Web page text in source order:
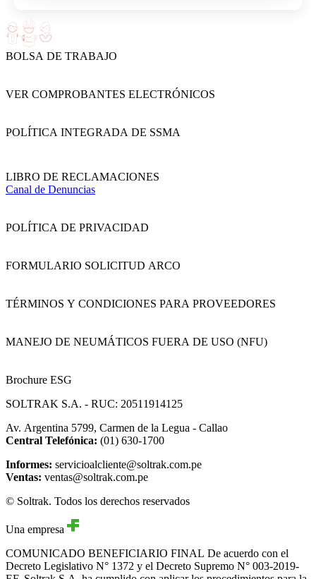
BOLSA DE TRABAJO
VER COMPROBANTES ELECTRÓNICOS
POLÍTICA INTEGRADA DE SSMA
LIBRO DE RECLAMACIONES
Canal de Denuncias
POLÍTICA DE PRIVACIDAD
FORMULARIO SOLICITUD ARCO
TÉRMINOS Y CONDICIONES PARA PROVEEDORES
MANEJO DE NEUMÁTICOS FUERA DE USO (NFU)
Brochure ESG
SOLTRAK S.A. - RUC: 20511914125
Av. Argentina 5799, Carmen de la Legua - Callao
Central Telefónica: (01) 630-1700
Informes: servicioalcliente@soltrak.com.pe
Ventas: ventas@soltrak.com.pe
© Soltrak. Todos los derechos reservados
Una empresa
COMUNICADO BENEFICIARIO FINAL
Decreto Legislativo N° 1372 y el Decreto Supremo N° 003-2019-